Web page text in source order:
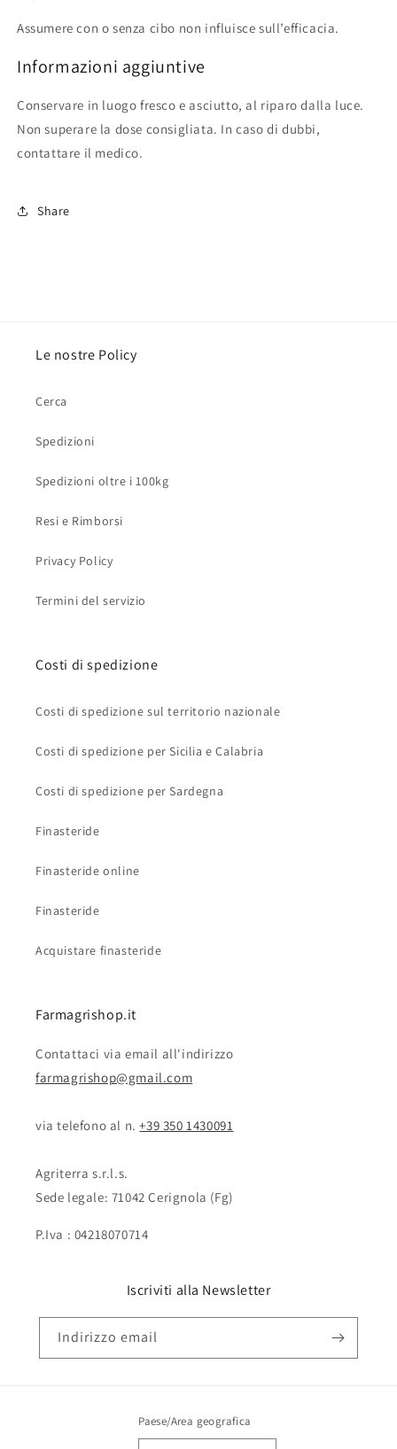
Assumere con o senza cibo non influisce sull’efficacia.
Informazioni aggiuntive
Conservare in luogo fresco e asciutto, al riparo dalla luce.
Non superare la dose consigliata. In caso di dubbi,
contattare il medico.
Share
Le nostre Policy
Cerca
Spedizioni
Spedizioni oltre i 100kg
Resi e Rimborsi
Privacy Policy
Termini del servizio
Costi di spedizione
Costi di spedizione sul territorio nazionale
Costi di spedizione per Sicilia e Calabria
Costi di spedizione per Sardegna
Finasteride
Finasteride online
Finasteride
Acquistare finasteride
Farmagrishop.it
Contattaci via email all'indirizzo
farmagrishop@gmail.com
via telefono al n. ‭‭+39 350 1430091
Agriterra s.r.l.s.
Sede legale: 71042 Cerignola (Fg)
P.Iva : 04218070714
Iscriviti alla Newsletter
Indirizzo email
Paese/Area geografica